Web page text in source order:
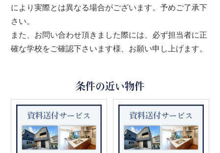
により実際とは異なる場合がございます。予めご了承下
さい。
また、お問い合わせ頂きました際には、必ず担当者に正
確な学校をご確認下さいます様、お願い申し上げます。
条件の近い物件